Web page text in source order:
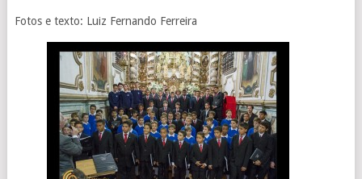
Fotos e texto: Luiz Fernando Ferreira